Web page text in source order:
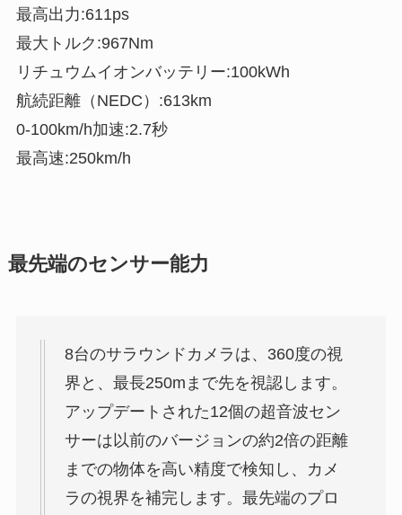
最高出力:611ps
最大トルク:967Nm
リチュウムイオンバッテリー:100kWh
航続距離（NEDC）:613km
0-100km/h加速:2.7秒
最高速:250km/h
最先端のセンサー能力
8台のサラウンドカメラは、360度の視
界と、最長250mまで先を視認します。
アップデートされた12個の超音波セン
サーは以前のバージョンの約2倍の距離
までの物体を高い精度で検知し、カメ
ラの視界を補完します。最先端のプロ